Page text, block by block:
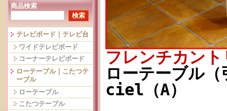
商品検索
テレビボード｜テレビ台
ワイドテレビボード
コーナーテレビボード
ローテーブル｜こたつテ
ーブル
ローテーブル
こたつテーブル
フレンチカン
ローテーブル
ciel（A）